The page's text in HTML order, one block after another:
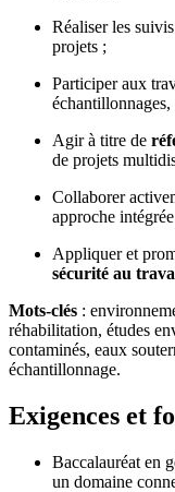
Réaliser les
projets ;
Participer aux
échantillonnages,
Agir à titre de
de projets
Collaborer
approche
Appliquer et
sécurité au
Mots-clés :
réhabilitation, études
contaminés, eaux
échantillonnage.
Exigences et
Baccalauréat en
un domaine